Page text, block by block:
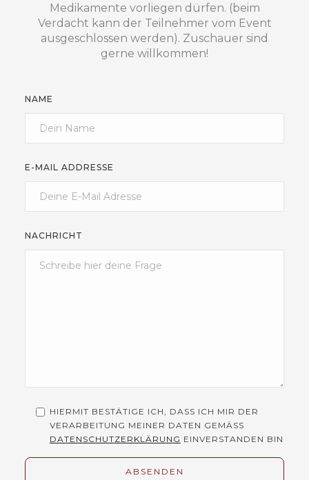
Medikamente vorliegen dürfen. (beim
Verdacht kann der Teilnehmer vom Event
ausgeschlossen werden). Zuschauer sind
gerne willkommen!
NAME
E-MAIL ADDRESSE
NACHRICHT
HIERMIT BESTÄTIGE ICH, DASS ICH MIR DER
VERARBEITUNG MEINER DATEN GEMÄSS
DATENSCHUTZERKLÄRUNG EINVERSTANDEN BIN